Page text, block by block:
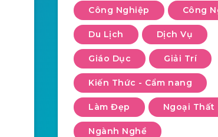
Công Nghiệp Công
Du Lịch Dịch Vụ
Giáo Dục Giải Trí
Kiến Thức - Cẩm nang
Làm Đẹp Ngoại Thất
Ngành Nghề